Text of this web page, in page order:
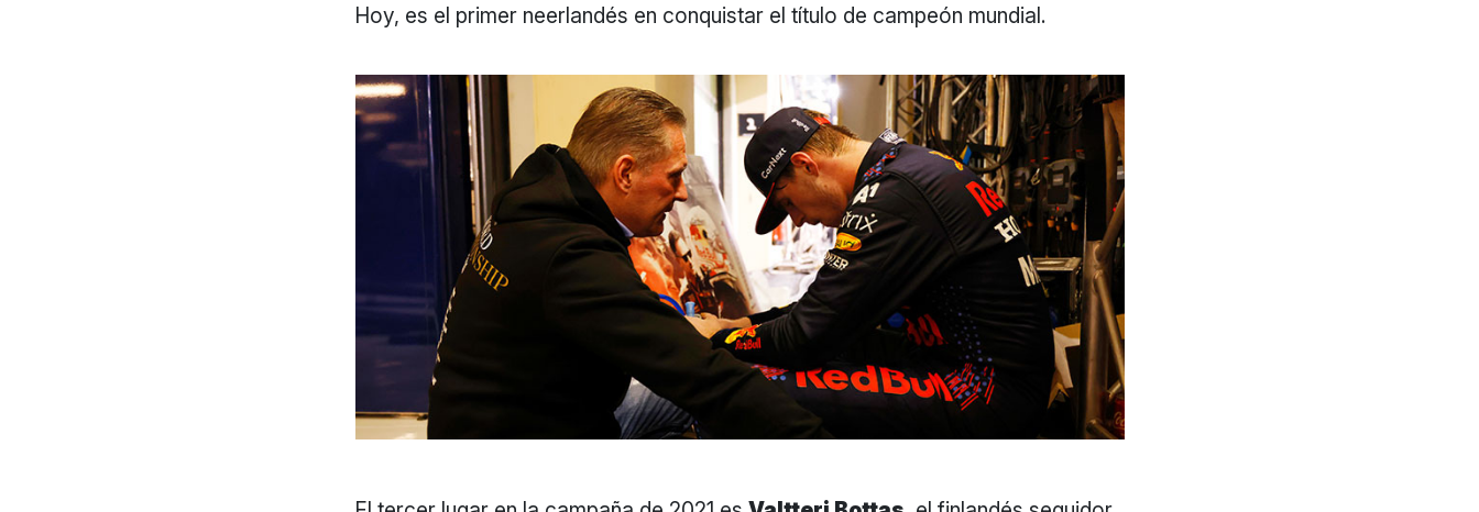
Hoy, es el primer neerlandés en conquistar el título de campeón mundial.